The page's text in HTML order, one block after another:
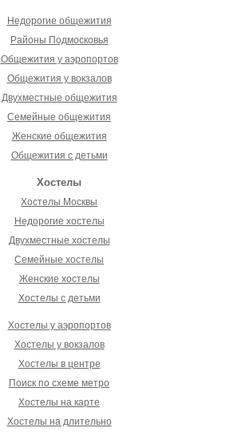
Недорогие общежития
Районы Подмосковья
Общежития у аэропортов
Общежития у вокзалов
Двухместные общежития
Семейные общежития
Женские общежития
Общежития с детьми
Хостелы
Хостелы Москвы
Недорогие хостелы
Двухместные хостелы
Семейные хостелы
Женские хостелы
Хостелы с детьми
Хостелы у аэропортов
Хостелы у вокзалов
Хостелы в центре
Поиск по схеме метро
Хостелы на карте
Хостелы на длительно